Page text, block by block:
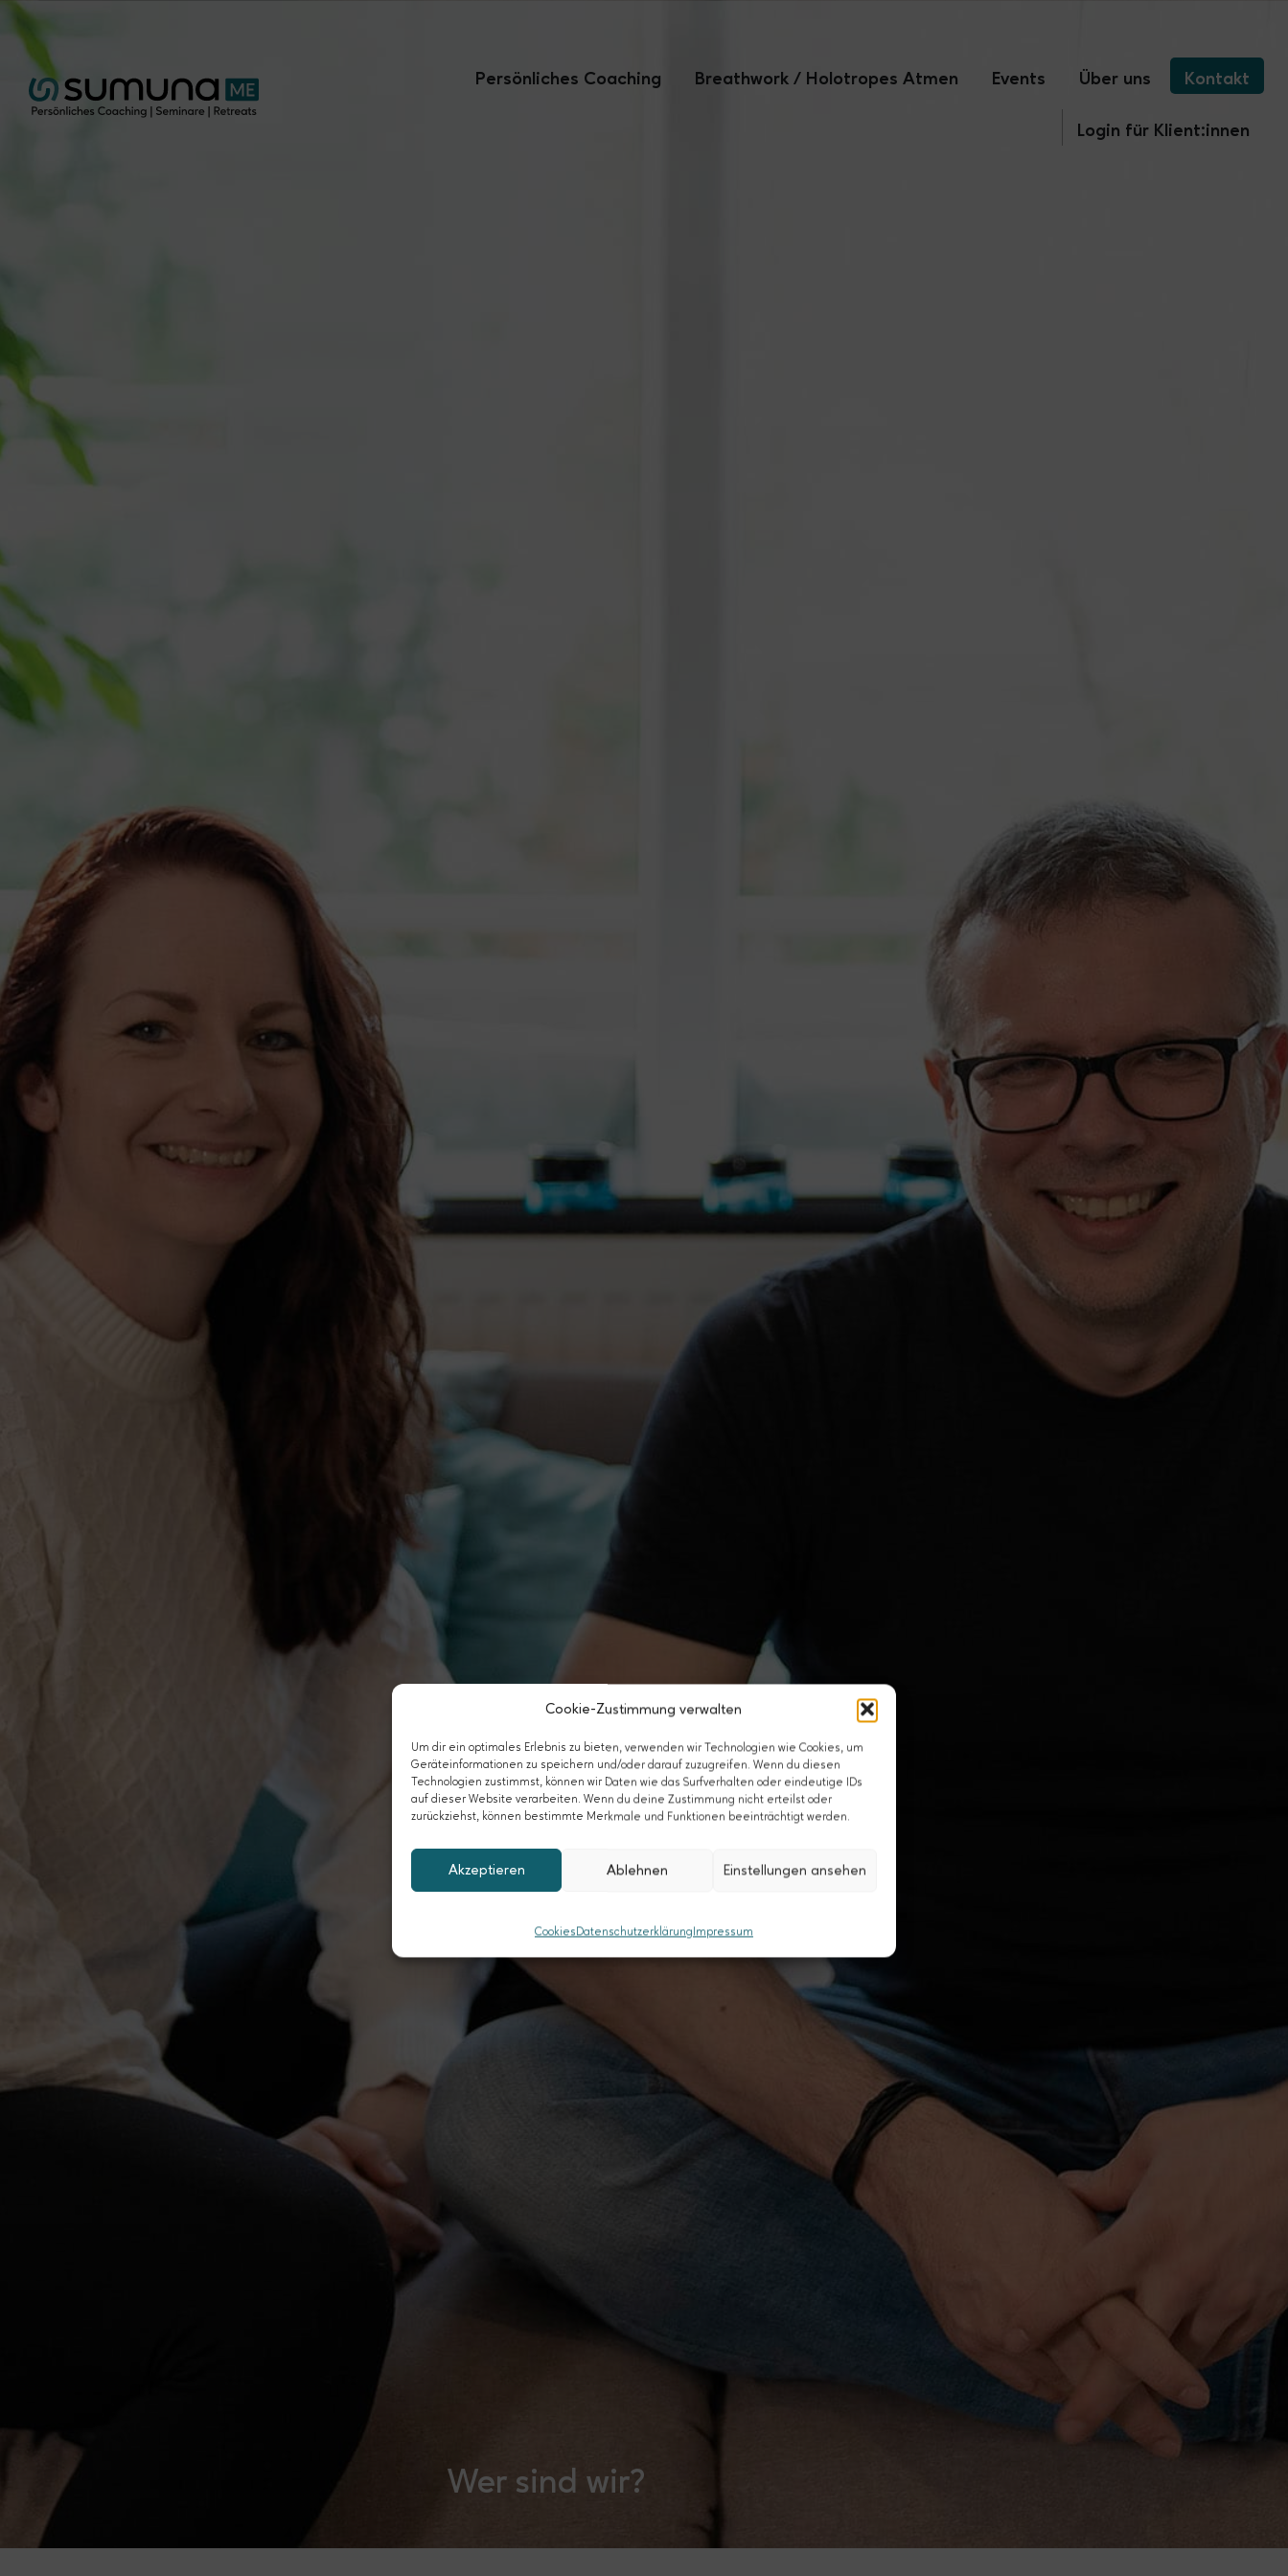
Cookie-Zustimmung verwalten
Um dir ein optimales Erlebnis zu bieten, verwenden wir Technologien wie Cookies, um
Geräteinformationen zu speichern und/oder darauf zuzugreifen. Wenn du diesen
Technologien zustimmst, können wir Daten wie das Surfverhalten oder eindeutige IDs
auf dieser Website verarbeiten. Wenn du deine Zustimmung nicht erteilst oder
zurückziehst, können bestimmte Merkmale und Funktionen beeinträchtigt werden.
Akzeptieren Ablehnen Einstellungen ansehen
CookiesDatenschutzerklärungImpressum
Persönliches Coaching Breathwork / Holotropes Atmen Events Über uns Kontakt
Login für Klient:innen
Wer sind wir?